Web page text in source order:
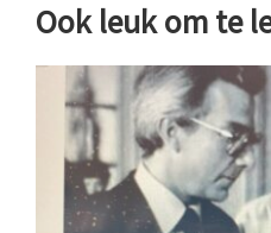
Ook leuk om te